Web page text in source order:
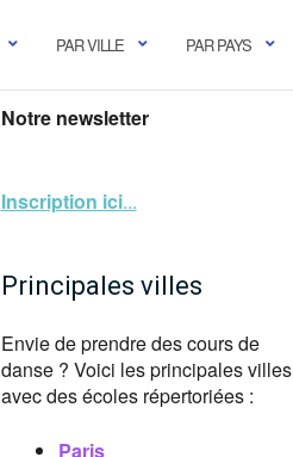
PAR VILLE PAR PAYS
Notre newsletter
Inscription ici...
Principales villes
Envie de prendre des cours de
danse ? Voici les principales villes
avec des écoles répertoriées :
Paris